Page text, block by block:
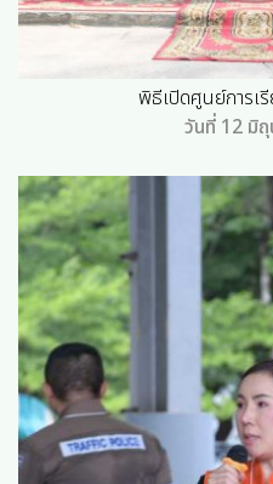
พิธีเปิดศูนย์การเ
วันที่ 12 มิ